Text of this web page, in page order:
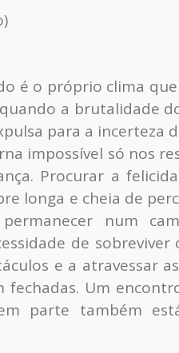
é o próprio clima
a brutalidade
para a incerteza
impossível só nos
ça. Procurar a
longa e cheia de
num
de sobreviver
áculos e a atravessar
fechadas. Um
parte também